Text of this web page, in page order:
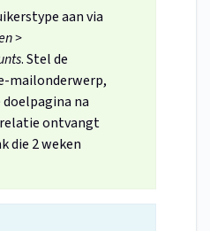
aan via
>
. Stel de
mailonderwerp,
doelpagina na
ontvangt
die 2 weken